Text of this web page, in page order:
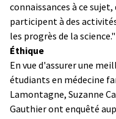
connaissances à ce
participent à des
les progrès de la science."
Éthique
En vue d'assurer une
étudiants en médecine
Lamontagne, Suzanne
Gauthier ont enquêté